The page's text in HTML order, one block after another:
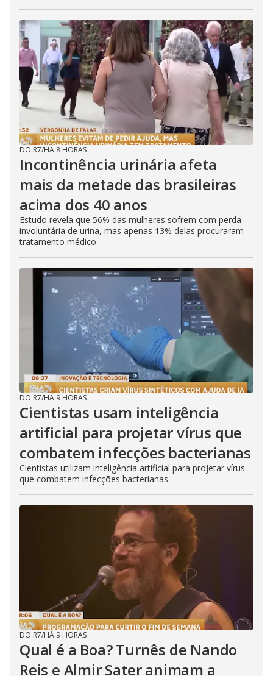
DO R7/HÁ 8 HORAS
Incontinência urinária afeta
mais da metade das brasileiras
acima dos 40 anos
Estudo revela que 56% das mulheres sofrem com perda
involuntária de urina, mas apenas 13% delas procuraram
tratamento médico
DO R7/HÁ 9 HORAS
Cientistas usam inteligência
artificial para projetar vírus que
combatem infecções bacterianas
Cientistas utilizam inteligência artificial para projetar vírus
que combatem infecções bacterianas
DO R7/HÁ 9 HORAS
Qual é a Boa? Turnês de Nando
Reis e Almir Sater animam a